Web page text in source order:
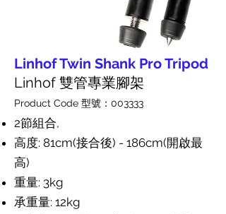
Linhof Twin Shank Pro Tripod
Linhof 雙管專業腳架
Product Code 型號：003333
2節組合,
高度: 81cm(接合後) - 186cm(開啟最
高)
重量: 3kg
承重量: 12kg